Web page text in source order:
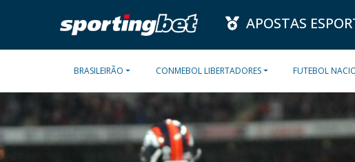
APOSTAS
BRASILEIRÃO CONMEBOL LIBERTADORES FUTEBOL